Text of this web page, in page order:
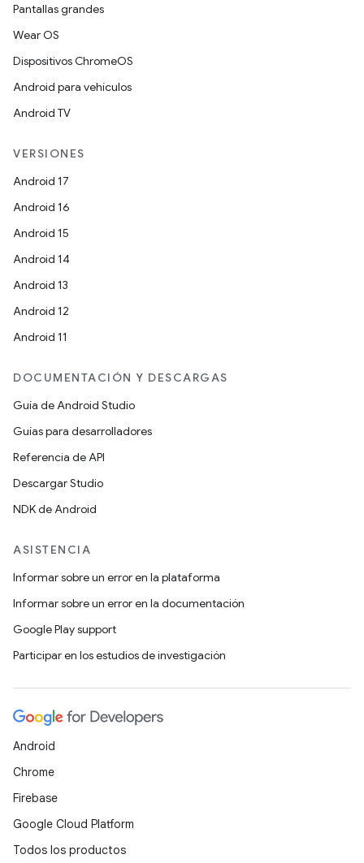
Pantallas grandes
Wear OS
Dispositivos ChromeOS
Android para vehículos
Android TV
VERSIONES
Android 17
Android 16
Android 15
Android 14
Android 13
Android 12
Android 11
DOCUMENTACIÓN Y DESCARGAS
Guía de Android Studio
Guías para desarrolladores
Referencia de API
Descargar Studio
NDK de Android
ASISTENCIA
Informar sobre un error en la plataforma
Informar sobre un error en la documentación
Google Play support
Participar en los estudios de investigación
Android
Chrome
Firebase
Google Cloud Platform
Todos los productos